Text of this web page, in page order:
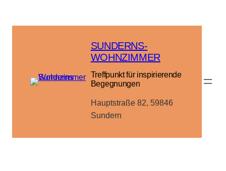
SUNDERNS-
WOHNZIMMER
Treffpunkt für inspirierende
Begegnungen
Hauptstraße 82, 59846
Sundern